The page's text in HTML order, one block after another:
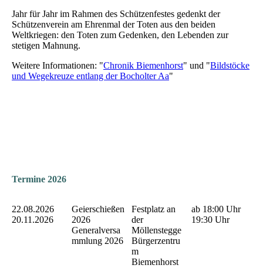
Jahr für Jahr im Rahmen des Schützenfestes gedenkt der
Schützenverein am Ehrenmal der Toten aus den beiden
Weltkriegen: den Toten zum Gedenken, den Lebenden zur
stetigen Mahnung.
Weitere Informationen: "Chronik Biemenhorst" und "Bildstöcke
und Wegekreuze entlang der Bocholter Aa"
Termine 2026
22.08.2026
20.11.2026
Geierschießen
2026
Generalversa
mmlung 2026
Festplatz an
der
Möllenstegge
Bürgerzentru
m
Biemenhorst
ab 18:00 Uhr
19:30 Uhr